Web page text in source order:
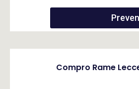
Compro Rame